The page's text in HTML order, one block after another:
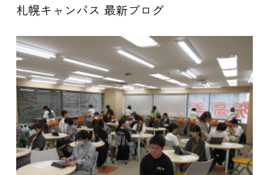
札幌キャンパス 最新ブログ